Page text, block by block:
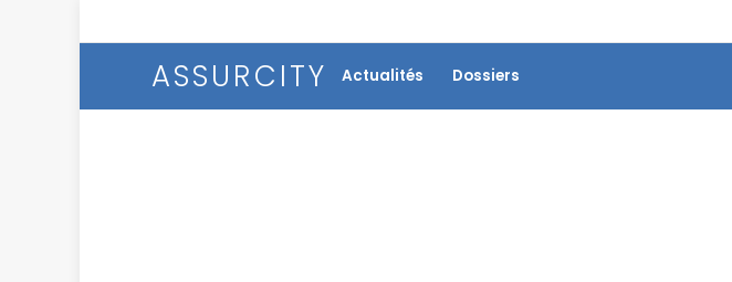
ASSURCITY Actualités Dossiers